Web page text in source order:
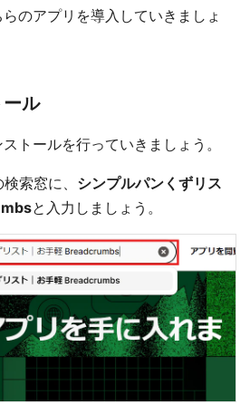
のアプリを導入していきましょ
ル
トールを行っていきましょう。
索窓に、 シンプルパンくずリス
と入力しましょう。